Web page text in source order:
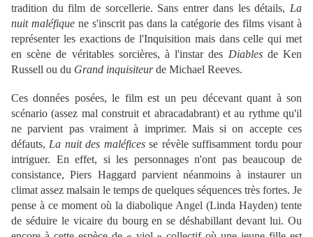
tradition du film de sorcellerie. Sans entrer dans les détails, La
nuit maléfiquene s'inscrit pas dans la catégorie des films visant à
représenter les exactions de l'Inquisition mais dans celle qui met
en scène de véritables sorcières, à l'instar des Diablesde Ken
Russell ou du Grand inquisiteurde Michael Reeves.
Ces données posées, le film est un peu décevant quant à son
scénario (assez mal construit et abracadabrant) et au rythme qu'il
ne parvient pas vraiment à imprimer. Mais si on accepte ces
défauts, La nuit des maléficesse révèle suffisamment tordu pour
intriguer. En effet, si les personnages n'ont pas beaucoup de
consistance, Piers Haggard parvient néanmoins à instaurer un
climat assez malsain le temps de quelques séquences très fortes. Je
pense à ce moment où la diabolique Angel (Linda Hayden) tente
de séduire le vicaire du bourg en se déshabillant devant lui. Ou